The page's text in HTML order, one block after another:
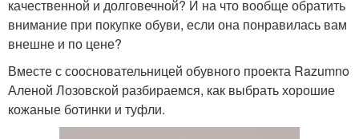
качественной и долговечной? И на что вообще обратить
внимание при покупке обуви, если она понравилась вам
внешне и по цене?
Вместе с соосновательницей обувного проекта Razumno
Аленой Лозовской разбираемся, как выбрать хорошие
кожаные ботинки и туфли.